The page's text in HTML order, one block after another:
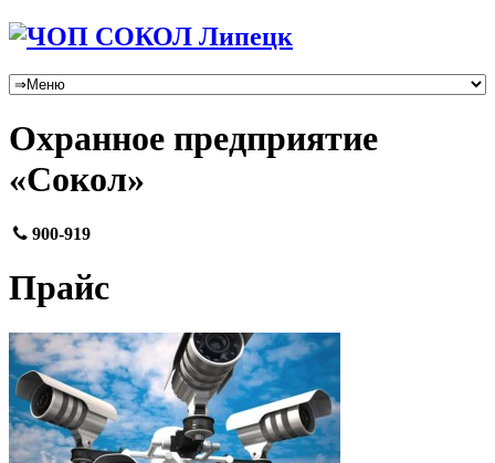
Охранное предприятие
«Сокол»
900-919
Прайс